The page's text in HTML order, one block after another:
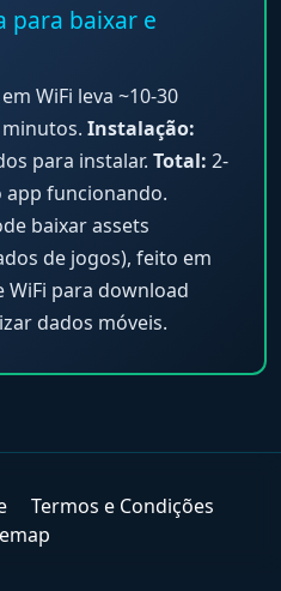
para baixar e
WiFi leva ~10-30
Instalação:
para instalar. Total: 2-
app funcionando.
baixar assets
de jogos), feito em
WiFi para download
dados móveis.
Termos e Condições